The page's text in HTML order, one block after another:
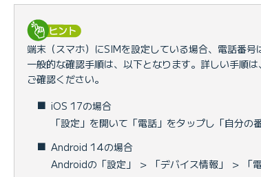
端末（スマホ）にSIMを設定している場合、電話番号
一般的な確認手順は、以下となります。詳しい手順
ご確認ください。
■ iOS 17の場合
「設定」を開いて「電話」をタップし「自分の
■ Android 14の場合
Androidの「設定」 ＞ 「デバイス情報」 ＞ 「